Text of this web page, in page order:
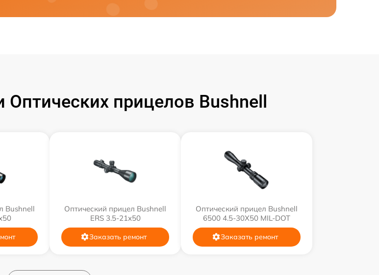
прицелов Bushnell
Bushnell
Оптический прицел Bushnell
ERS 3.5-21x50
Заказать ремонт
Оптический прицел Bushnell
6500 4.5-30X50 MIL-DOT
Заказать ремонт